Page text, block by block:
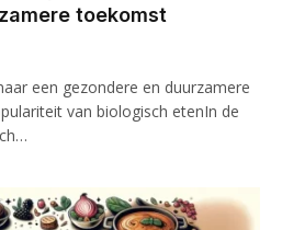
toekomst
een gezondere en duurzamere
van biologisch etenIn de